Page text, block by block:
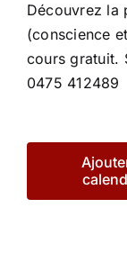
Découvrez la
(conscience
cours gratuit.
0475 412489